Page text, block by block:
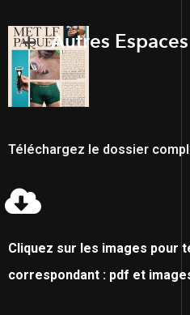
Autres Espaces
Téléchargez le dossier
Cliquez sur les images pour
correspondant : pdf et